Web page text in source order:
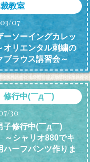
教室
07
ーソーイングカレッ
リエンタル刺繍の
ブラウス講習会～
行中(￣д￣)
30
子修行中(￣д￣)
～シャリオ880でキ
ハーフパンツ作りま